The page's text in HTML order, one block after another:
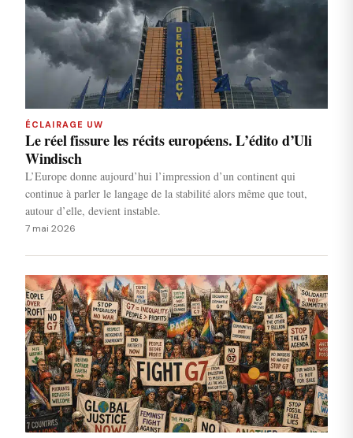
ÉCLAIRAGE UW
Le réel fissure les récits européens. L’édito d’Uli
Windisch
L’Europe donne aujourd’hui l’impression d’un continent qui
continue à parler le langage de la stabilité alors même que tout,
autour d’elle, devient instable.
7 mai 2026